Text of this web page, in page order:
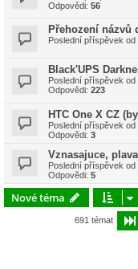
Odpovědi: 56
Přehození názvů
Poslední příspěvek od
Black'UPS
Poslední příspěvek od
Odpovědi: 223
HTC One X CZ
Poslední příspěvek od
Odpovědi: 3
Vznasajuce,
Poslední příspěvek od
Odpovědi: 5
Nové téma
691 témat